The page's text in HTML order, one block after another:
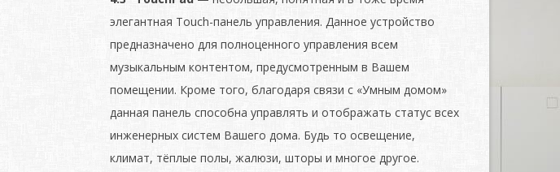
элегантная Touch-панель управления. Данное устройство
предназначено для полноценного управления всем
музыкальным контентом, предусмотренным в Вашем
помещении. Кроме того, благодаря связи с «Умным домом»
данная панель способна управлять и отображать статус всех
инженерных систем Вашего дома. Будь то освещение,
климат, тёплые полы, жалюзи, шторы и многое другое.